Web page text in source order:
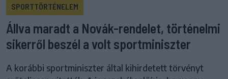
SPORTTÖRTÉNELEM
Állva maradt a Novák-rendelet, történelmi
sikerről beszél a volt sportminiszter
A korábbi sportminiszter által kihirdetett törvényt